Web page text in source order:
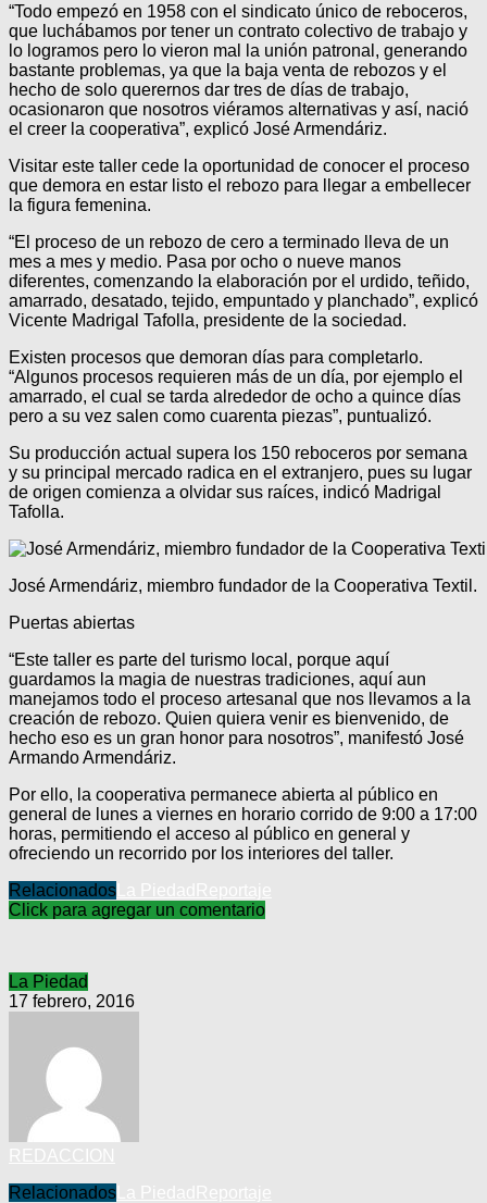
“Todo empezó en 1958 con el sindicato único de reboceros,
que luchábamos por tener un contrato colectivo de trabajo y
lo logramos pero lo vieron mal la unión patronal, generando
bastante problemas, ya que la baja venta de rebozos y el
hecho de solo querernos dar tres de días de trabajo,
ocasionaron que nosotros viéramos alternativas y así, nació
el creer la cooperativa”, explicó José Armendáriz.
Visitar este taller cede la oportunidad de conocer el proceso
que demora en estar listo el rebozo para llegar a embellecer
la figura femenina.
“El proceso de un rebozo de cero a terminado lleva de un
mes a mes y medio. Pasa por ocho o nueve manos
diferentes, comenzando la elaboración por el urdido, teñido,
amarrado, desatado, tejido, empuntado y planchado”, explicó
Vicente Madrigal Tafolla, presidente de la sociedad.
Existen procesos que demoran días para completarlo.
“Algunos procesos requieren más de un día, por ejemplo el
amarrado, el cual se tarda alrededor de ocho a quince días
pero a su vez salen como cuarenta piezas”, puntualizó.
Su producción actual supera los 150 reboceros por semana
y su principal mercado radica en el extranjero, pues su lugar
de origen comienza a olvidar sus raíces, indicó Madrigal
Tafolla.
José Armendáriz, miembro fundador de la Cooperativa Textil.
Puertas abiertas
“Este taller es parte del turismo local, porque aquí
guardamos la magia de nuestras tradiciones, aquí aun
manejamos todo el proceso artesanal que nos llevamos a la
creación de rebozo. Quien quiera venir es bienvenido, de
hecho eso es un gran honor para nosotros”, manifestó José
Armando Armendáriz.
Por ello, la cooperativa permanece abierta al público en
general de lunes a viernes en horario corrido de 9:00 a 17:00
horas, permitiendo el acceso al público en general y
ofreciendo un recorrido por los interiores del taller.
Relacionados
Click para agregar un comentario
La Piedad
17 febrero, 2016
Relacionados